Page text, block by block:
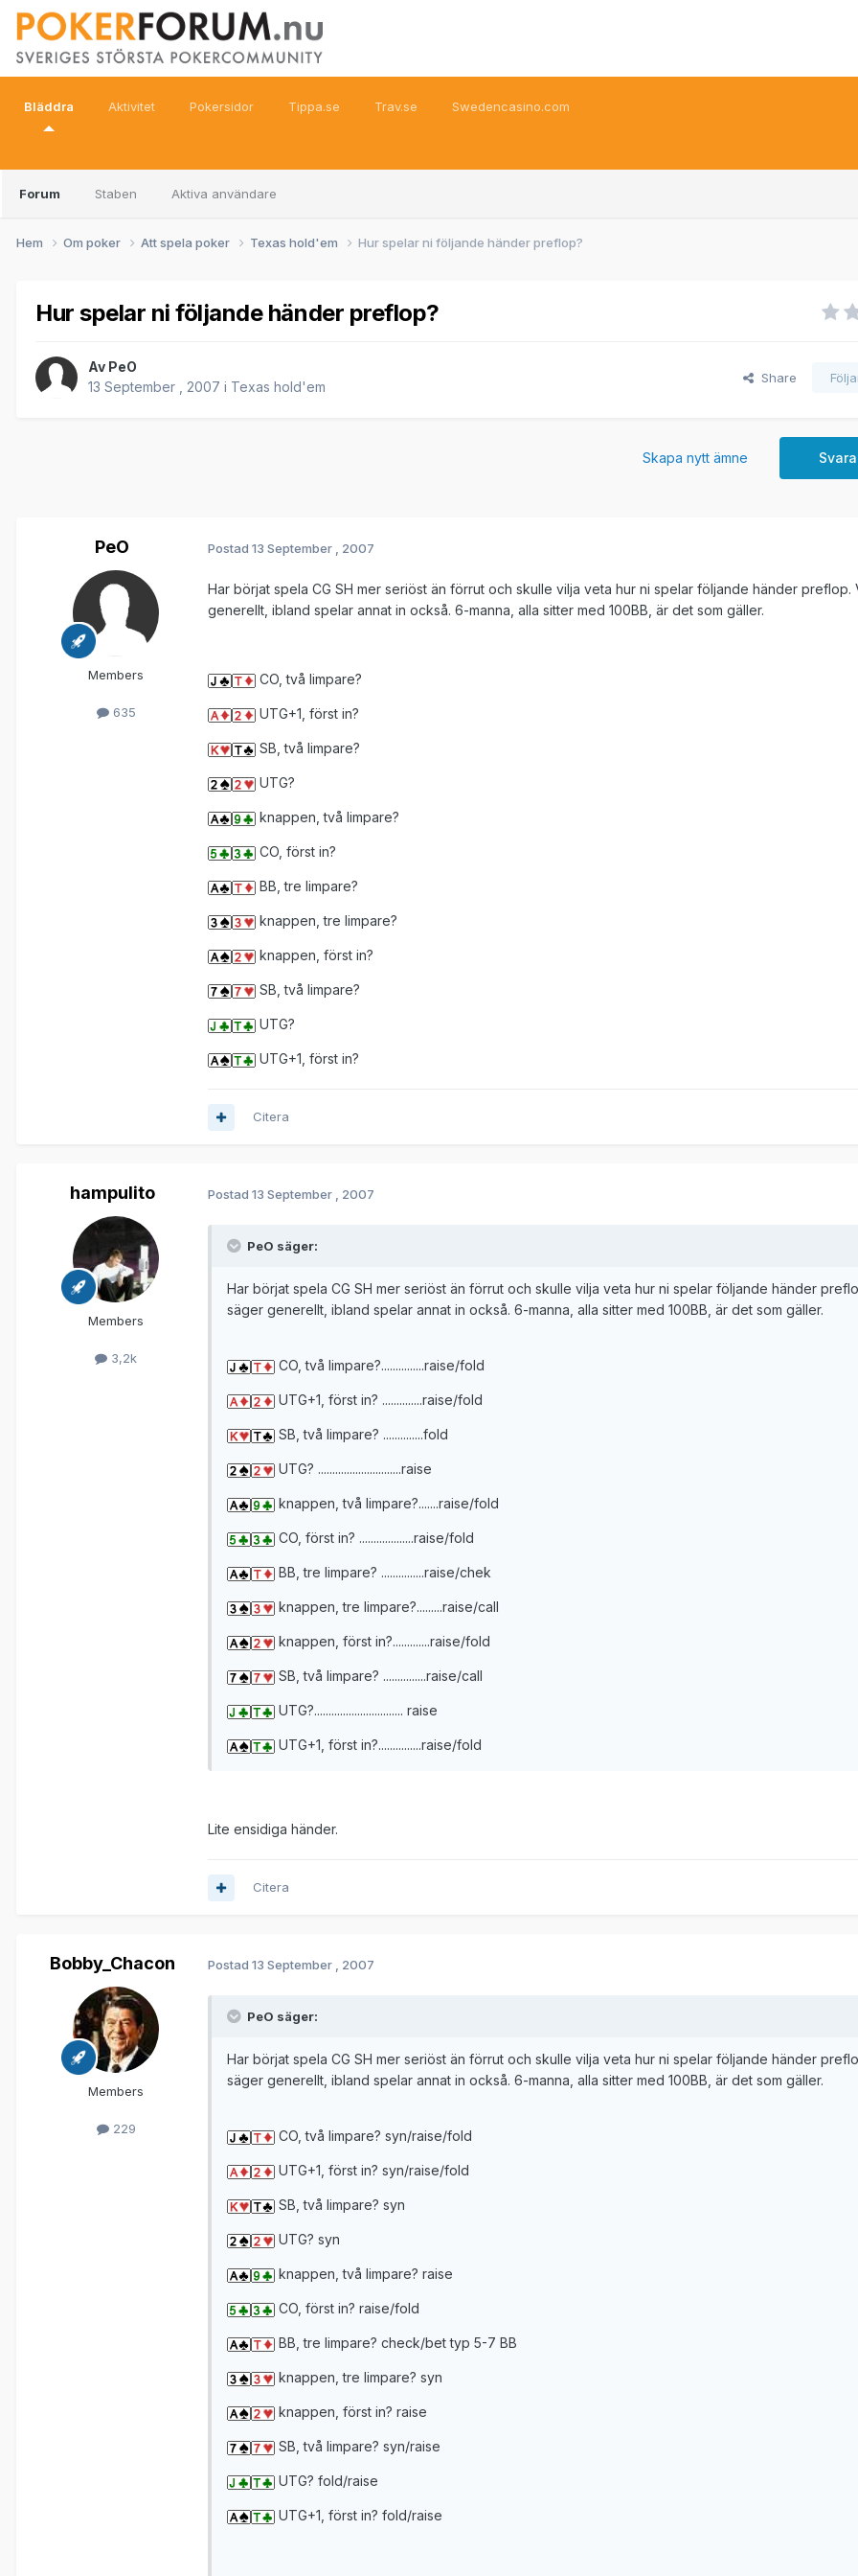
Bläddra
Forum Staben Aktiva användare
Aktivitet Pokersidor Tippa.se Trav.se Swedencasino.com
Hem Om poker Att spela poker Texas hold'em Hur spelar ni följande händer preflop?
Hur spelar ni följande händer preflop?
Av PeO
13 September , 2007 i Texas hold'em
Share
Skapa nytt ämne
PeO
Members
635
Postad 13 September , 2007
Har börjat spela CG SH mer seriöst än förrut och skulle vilja veta hur ni spelar följande händer preflop.
generellt, ibland spelar annat in också. 6-manna, alla sitter med 100BB, är det som gäller.
CO, två limpare?
UTG+1, först in?
SB, två limpare?
UTG?
knappen, två limpare?
CO, först in?
BB, tre limpare?
knappen, tre limpare?
knappen, först in?
SB, två limpare?
UTG?
UTG+1, först in?
Citera
hampulito
Members
3,2k
Postad 13 September , 2007
PeO säger:
Har börjat spela CG SH mer seriöst än förrut och skulle vilja veta hur ni spelar följande händer
säger generellt, ibland spelar annat in också. 6-manna, alla sitter med 100BB, är det som gäller.
CO, två limpare?...............raise/fold
UTG+1, först in? ..............raise/fold
SB, två limpare? ..............fold
UTG? .............................raise
knappen, två limpare?.......raise/fold
CO, först in? ...................raise/fold
BB, tre limpare? ...............raise/chek
knappen, tre limpare?.........raise/call
knappen, först in?.............raise/fold
SB, två limpare? ...............raise/call
UTG?............................... raise
UTG+1, först in?...............raise/fold
Lite ensidiga händer.
Citera
Bobby_Chacon
Members
229
Postad 13 September , 2007
PeO säger:
Har börjat spela CG SH mer seriöst än förrut och skulle vilja veta hur ni spelar följande händer
säger generellt, ibland spelar annat in också. 6-manna, alla sitter med 100BB, är det som gäller.
CO, två limpare? syn/raise/fold
UTG+1, först in? syn/raise/fold
SB, två limpare? syn
UTG? syn
knappen, två limpare? raise
CO, först in? raise/fold
BB, tre limpare? check/bet typ 5-7 BB
knappen, tre limpare? syn
knappen, först in? raise
SB, två limpare? syn/raise
UTG? fold/raise
UTG+1, först in? fold/raise